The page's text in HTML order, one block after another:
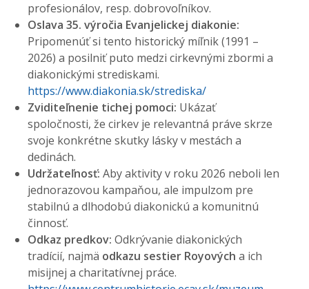
profesionálov, resp. dobrovoľníkov.
Oslava 35. výročia Evanjelickej diakonie:
Pripomenúť si tento historický míľnik (1991 –
2026) a posilniť puto medzi cirkevnými zbormi a
diakonickými strediskami.
https://www.diakonia.sk/strediska/
Zviditeľnenie tichej pomoci: Ukázať
spoločnosti, že cirkev je relevantná práve skrze
svoje konkrétne skutky lásky v mestách a
dedinách.
Udržateľnosť: Aby aktivity v roku 2026 neboli len
jednorazovou kampaňou, ale impulzom pre
stabilnú a dlhodobú diakonickú a komunitnú
činnosť.
Odkaz predkov: Odkrývanie diakonických
tradícií, najmä odkazu sestier Royových a ich
misijnej a charitatívnej práce.